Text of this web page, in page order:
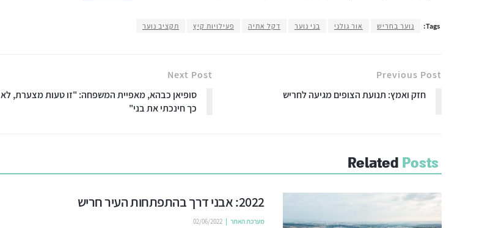
Tags: נוער בחריש אור גולני בני נוער דקל אתיה פעילויות קיץ תקציב נוער
Previous Post
חזק ואמץ: תנועת הצופים מגיעה לחריש
Next Post
סופיאן כבהא, מאפיית המשפחה: "זו טעות מצערת, לא
כך חינכתי את בני"
Related Posts
2022: אבני דרך בהתפתחות העיר חריש
מערכת האתר 02/06/2022